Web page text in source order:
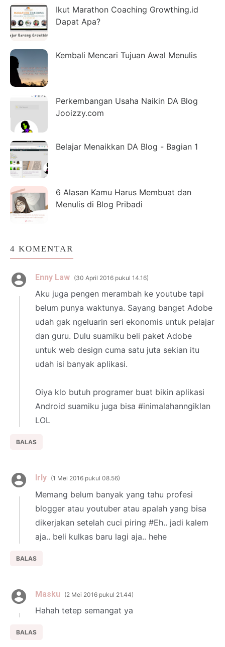
Ikut Marathon Coaching Growthing.id
Dapat Apa?
Kembali Mencari Tujuan Awal Menulis
Perkembangan Usaha Naikin DA Blog
Jooizzy.com
Belajar Menaikkan DA Blog - Bagian 1
6 Alasan Kamu Harus Membuat dan
Menulis di Blog Pribadi
4 KOMENTAR
Enny Law 30 April 2016 pukul 14.16
Aku juga pengen merambah ke youtube tapi
belum punya waktunya. Sayang banget Adobe
udah gak ngeluarin seri ekonomis untuk pelajar
dan guru. Dulu suamiku beli paket Adobe
untuk web design cuma satu juta sekian itu
udah isi banyak aplikasi.
Oiya klo butuh programer buat bikin aplikasi
Android suamiku juga bisa #inimalahanngiklan
LOL
BALAS
Irly 1 Mei 2016 pukul 08.56
Memang belum banyak yang tahu profesi
blogger atau youtuber atau apalah yang bisa
dikerjakan setelah cuci piring #Eh.. jadi kalem
aja.. beli kulkas baru lagi aja.. hehe
BALAS
Masku 2 Mei 2016 pukul 21.44
Hahah tetep semangat ya
BALAS